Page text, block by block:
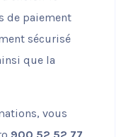
de paiement
sécurisé
que la
vous